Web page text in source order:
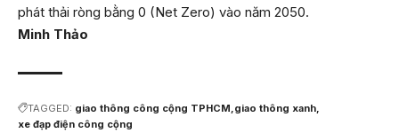
phát thải ròng bằng 0 (Net Zero) vào năm 2050.
Minh Thảo
TAGGED: giao thông công cộng TPHCM giao thông xanh
xe đạp điện công cộng